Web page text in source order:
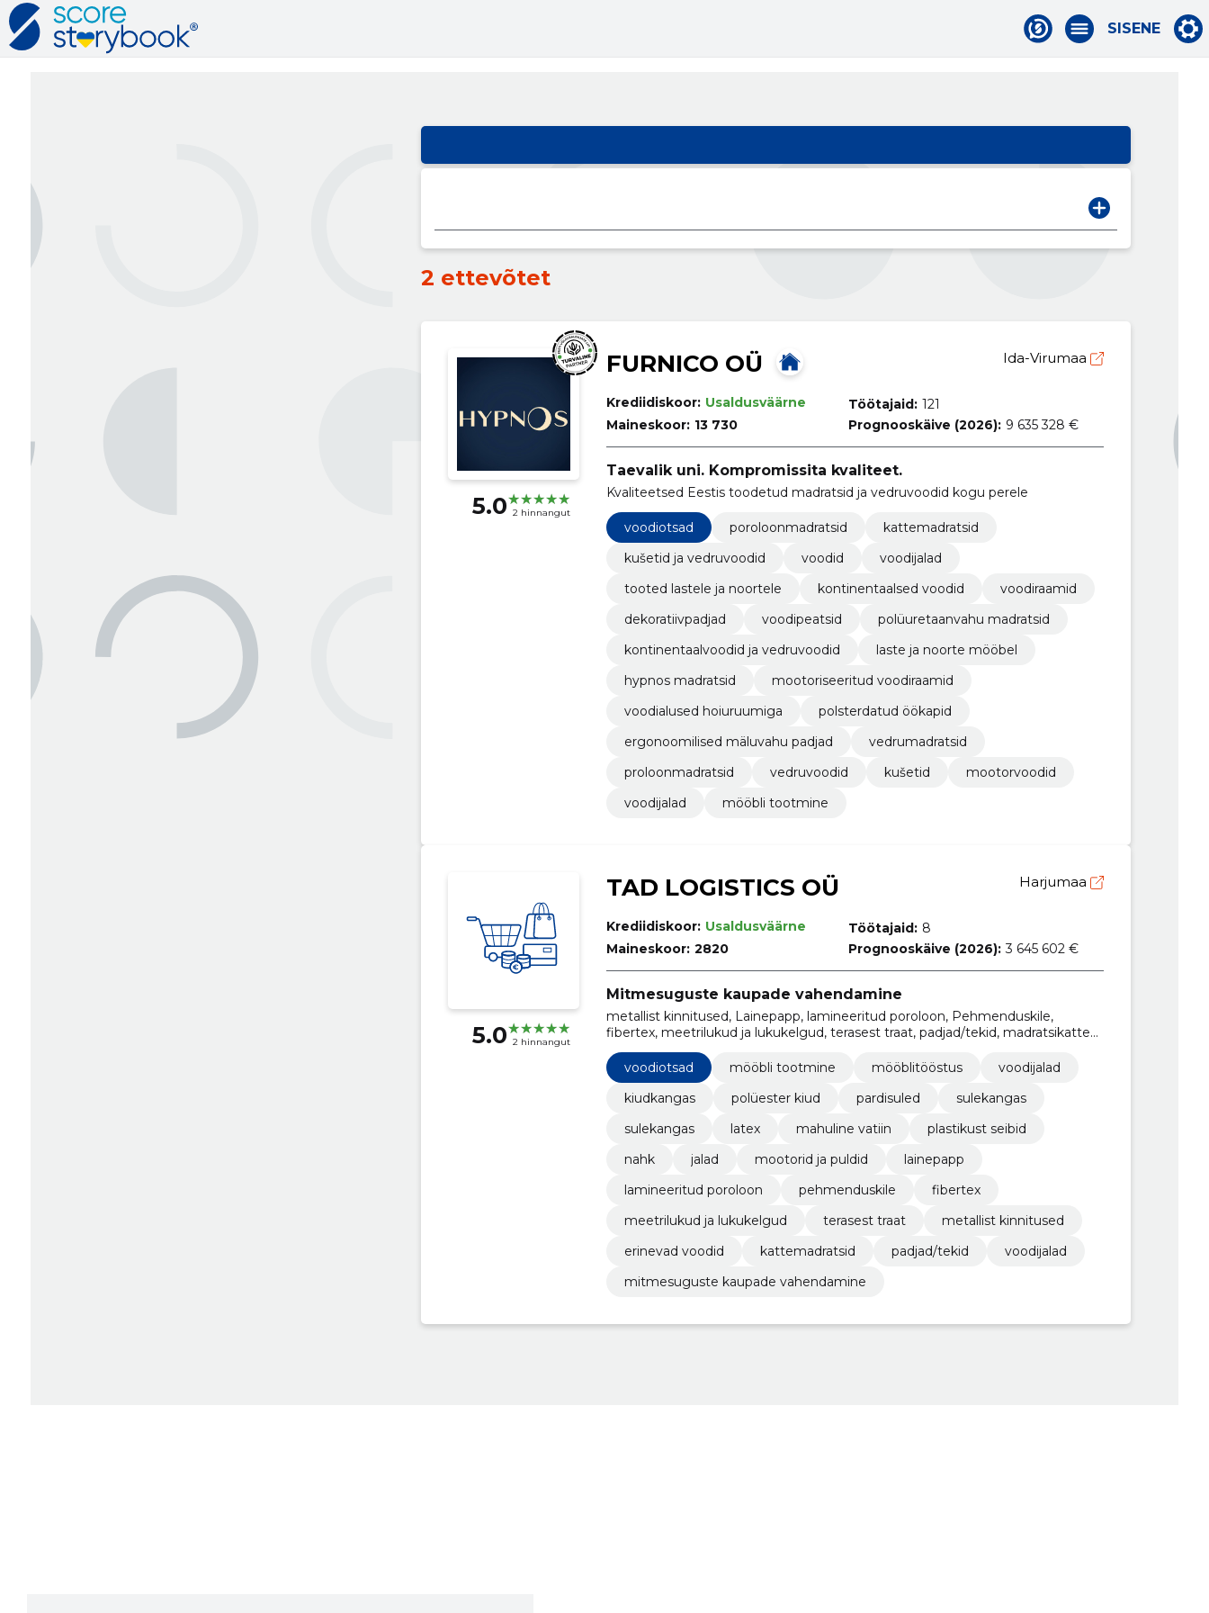
SISENE
2 ettevõtet
5.0 2 hinnangut
FURNICO OÜ Ida-Virumaa
Krediidiskoor: Usaldusväärne
Maineskoor: 13 730
Töötajaid: 121
Prognooskäive (2026): 9 635 328 €
Taevalik uni. Kompromissita kvaliteet.
Kvaliteetsed Eestis toodetud madratsid ja vedruvoodid kogu perele
voodiotsad poroloonmadratsid
kattemadratsid
kušetid ja vedruvoodid
voodid
voodijalad
tooted lastele ja noortele
kontinentaalsed voodid
voodiraamid
dekoratiivpadjad
voodipeatsid
polüuretaanvahu madratsid
kontinentaalvoodid ja vedruvoodid
laste ja noorte mööbel
hypnos madratsid
mootoriseeritud voodiraamid
voodialused hoiuruumiga
polsterdatud öökapid
ergonoomilised mäluvahu padjad
vedrumadratsid
proloonmadratsid
vedruvoodid kušetid
mootorvoodid
voodijalad
mööbli tootmine
5.0 2 hinnangut
TAD LOGISTICS OÜ Harjumaa
Krediidiskoor: Usaldusväärne
Maineskoor: 2820
Töötajaid: 8
Prognooskäive (2026): 3 645 602 €
Mitmesuguste kaupade vahendamine
metallist kinnitused, Lainepapp, lamineeritud poroloon, Pehmenduskile,
fibertex, meetrilukud ja lukukelgud, terasest traat, padjad/tekid, madratsikatted,
voodiotsad
mööbli tootmine mööblitööstus
voodijalad
kiudkangas
polüester kiud pardisuled
sulekangas
sulekangas
latex mahuline vatiin
plastikust seibid
nahk
jalad mootorid ja puldid
lainepapp
lamineeritud poroloon
pehmenduskile
fibertex
meetrilukud ja lukukelgud
terasest traat
metallist kinnitused
erinevad voodid
kattemadratsid padjad/tekid
voodijalad
mitmesuguste kaupade vahendamine